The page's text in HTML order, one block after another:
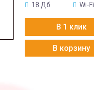
18 Дб
Wi-Fi
В 1 клик
В корзину